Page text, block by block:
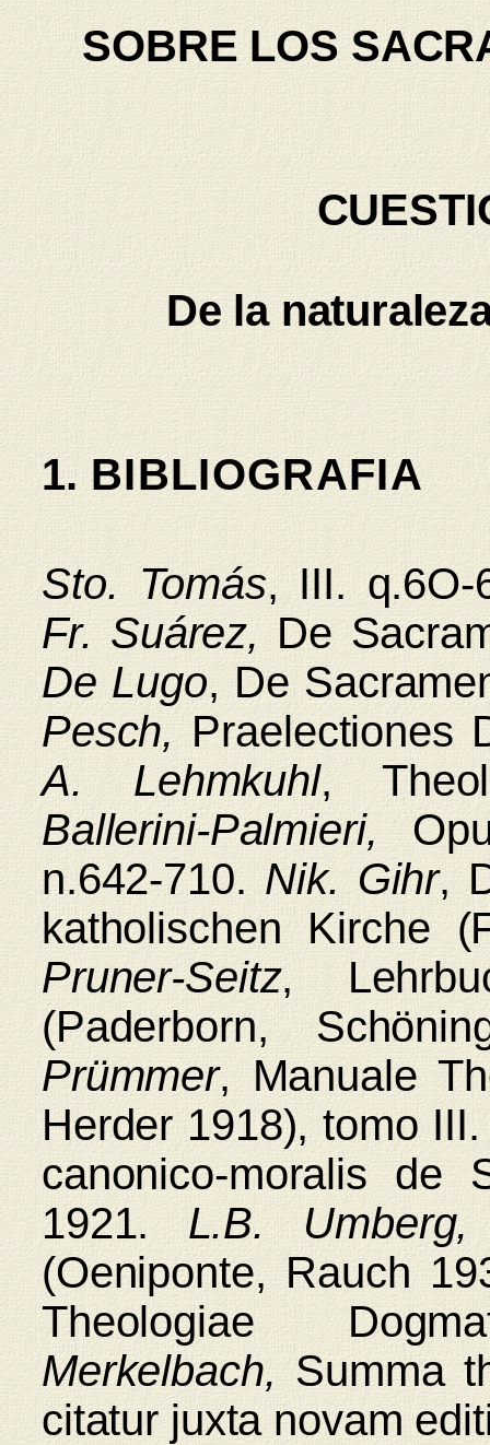
SOBRE LOS
C
De la
1. BIBLIOGRAFIA
Sto. Tomás, III.
Fr. Suárez, De
De Lugo, De
Pesch,Praelectiones
A. Lehmkuhl,
Ballerini‑Palmieri,
n.642‑710. Nik. Gihr,
katholischen Kirche
Pruner‑Seitz,
(Paderborn,
Prümmer, Manuale
Herder 1918), tomo
canonico-mora­lis de
1921.L.B. Umberg,
(Oeniponte, Rauch
Theologiae
Merkelbach, Summa
citatur juxta novam